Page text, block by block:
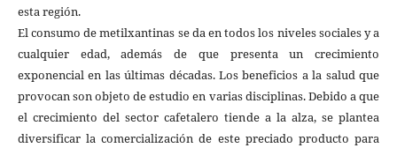
esta región.
El consumo de metilxantinas se da en todos los niveles sociales y a
cualquier edad, además de que presenta un crecimiento
exponencial en las últimas décadas. Los beneficios a la salud que
provocan son objeto de estudio en varias disciplinas. Debido a que
el crecimiento del sector cafetalero tiende a la alza, se plantea
diversificar la comercialización de este preciado producto para